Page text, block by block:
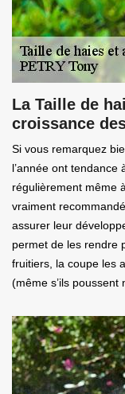
La Taille de
croissance
Si vous remarquez
l’année ont tendance
régulièrement même
vraiment
assurer leur
permet de les rendre
fruitiers, la coupe les
(même s’ils poussent